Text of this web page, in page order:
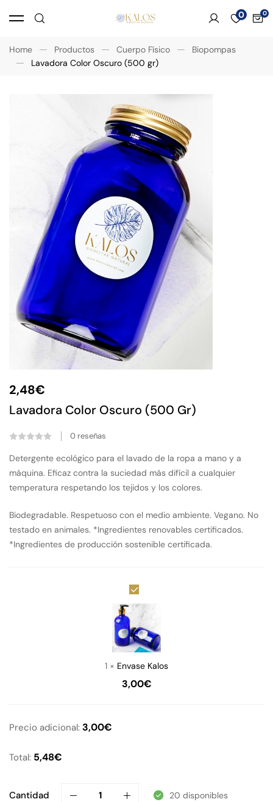
0
Home Productos Cuerpo Físico
Biopompas
Lavadora Color Oscuro (500 gr)
2,48€
Lavadora Color Oscuro (500 Gr)
0 reseñas
Detergente ecológico para el lavado de la ropa a mano y a
máquina. Eficaz contra la suciedad más difícil a cualquier
temperatura respetando los tejidos y los colores.
Biodegradable. Respetuoso con el medio ambiente. Vegano. No
testado en animales. *Ingredientes renovables certificados.
*Ingredientes de producción sostenible certificada.
Envase
Kalos
1 × Envase Kalos
3,00€
Precio adicional: 3,00€
Total: 5,48€
Cantidad 20 disponibles